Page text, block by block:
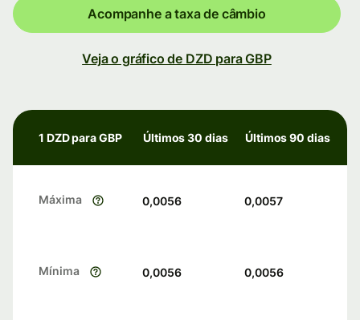
Acompanhe a taxa de câmbio
Veja o gráfico de DZD para GBP
1 DZD para GBP Últimos 30 dias Últimos 90 dias
Máxima 0,0056 0,0057
Mínima 0,0056 0,0056